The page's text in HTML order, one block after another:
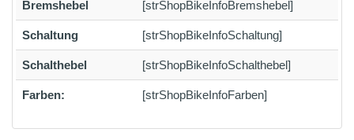
Bremshebel [strShopBikeInfoBremshebel]
Schaltung [strShopBikeInfoSchaltung]
Schalthebel [strShopBikeInfoSchalthebel]
Farben: [strShopBikeInfoFarben]